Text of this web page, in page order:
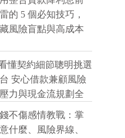
的 5 個必知技巧，
風險盲點與高成本
懂契約細節聰明挑選
安心借款兼顧風險
力與現金流規劃全
錢不傷感情教戰：掌
什麼、風險界線、